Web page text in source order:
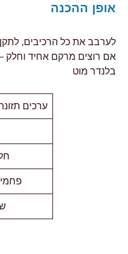
אופן ההכנה
לערבב את כל הרכיבים,
אם רוצים מרקם אחיד וחלק
בלנדר מוט
ערכים